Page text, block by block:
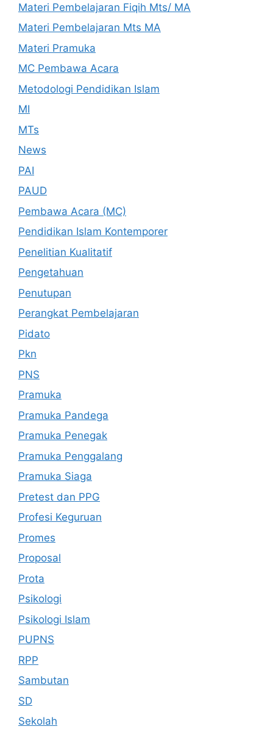
Materi Pembelajaran Fiqih Mts/ MA
Materi Pembelajaran Mts MA
Materi Pramuka
MC Pembawa Acara
Metodologi Pendidikan Islam
MI
MTs
News
PAI
PAUD
Pembawa Acara (MC)
Pendidikan Islam Kontemporer
Penelitian Kualitatif
Pengetahuan
Penutupan
Perangkat Pembelajaran
Pidato
Pkn
PNS
Pramuka
Pramuka Pandega
Pramuka Penegak
Pramuka Penggalang
Pramuka Siaga
Pretest dan PPG
Profesi Keguruan
Promes
Proposal
Prota
Psikologi
Psikologi Islam
PUPNS
RPP
Sambutan
SD
Sekolah